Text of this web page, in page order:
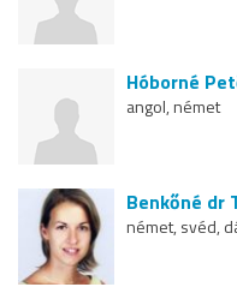
Hóborné
angol, német
Benkőné dr
német, svéd,